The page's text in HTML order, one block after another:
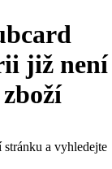
již není
a vyhledejte